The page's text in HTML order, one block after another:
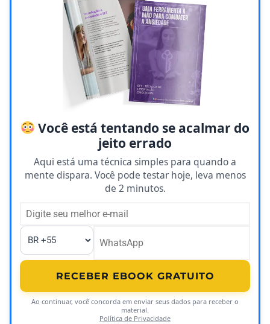
Você está tentando se acalmar do
jeito errado
Aqui está uma técnica simples para quando a
mente dispara. Você pode testar hoje, leva menos
de 2 minutos.
RECEBER EBOOK GRATUITO
Ao continuar, você concorda em enviar seus dados para receber o
material.
Política de Privacidade